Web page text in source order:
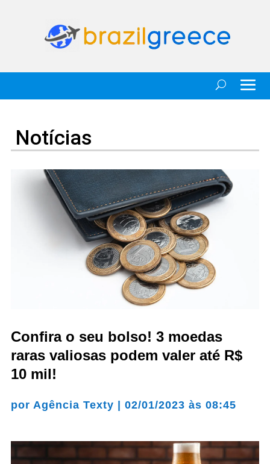
Notícias
Confira o seu bolso! 3 moedas
raras valiosas podem valer até R$
10 mil!
por Agência Texty | 02/01/2023 às 08:45